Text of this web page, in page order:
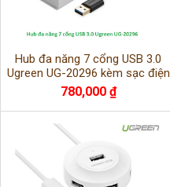
Hub đa năng 7 cổng USB 3.0
Ugreen UG-20296 kèm sạc điện
thoại
780,000 ₫